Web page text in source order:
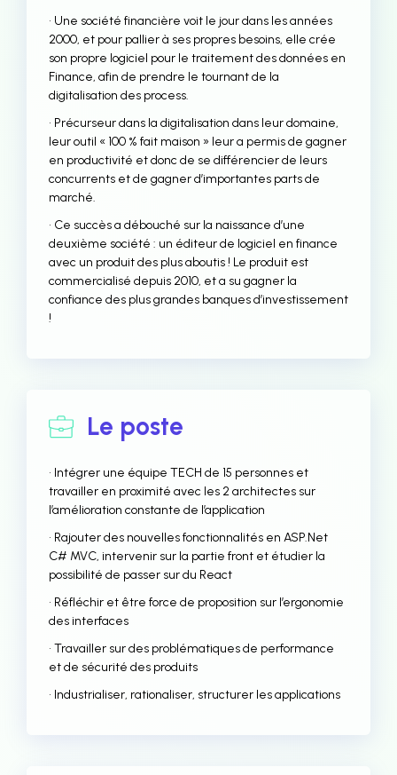
• Une société financière voit le jour dans les années
2000, et pour pallier à ses propres besoins, elle crée
son propre logiciel pour le traitement des données en
Finance, afin de prendre le tournant de la
digitalisation des process.
• Précurseur dans la digitalisation dans leur domaine,
leur outil « 100 % fait maison » leur a permis de gagner
en productivité et donc de se différencier de leurs
concurrents et de gagner d’importantes parts de
marché.
• Ce succès a débouché sur la naissance d’une
deuxième société : un éditeur de logiciel en finance
avec un produit des plus aboutis ! Le produit est
commercialisé depuis 2010, et a su gagner la
confiance des plus grandes banques d’investissement
!
Le poste
• Intégrer une équipe TECH de 15 personnes et
travailler en proximité avec les 2 architectes sur
l’amélioration constante de l’application
• Rajouter des nouvelles fonctionnalités en ASP.Net
C# MVC, intervenir sur la partie front et étudier la
possibilité de passer sur du React
• Réfléchir et être force de proposition sur l’ergonomie
des interfaces
• Travailler sur des problématiques de performance
et de sécurité des produits
• Industrialiser, rationaliser, structurer les applications